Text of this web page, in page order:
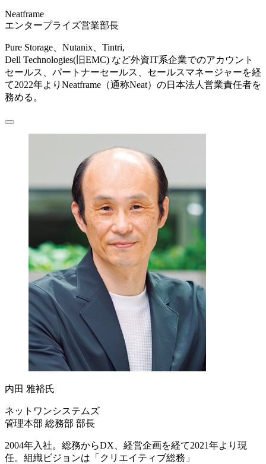
Neatframe
エンタープライズ営業部長
Pure Storage、Nutanix、Tintri,
Dell Technologies(旧EMC) など外資IT系企業でのアカウント
セールス、パートナーセールス、セールスマネージャーを経
て2022年よりNeatframe（通称Neat）の日本法人営業責任者を
務める。
内田 雅裕氏
ネットワンシステムズ
管理本部 総務部 部長
2004年入社。総務からDX、経営企画を経て2021年より現
任。組織ビジョンは「クリエイティブ総務」